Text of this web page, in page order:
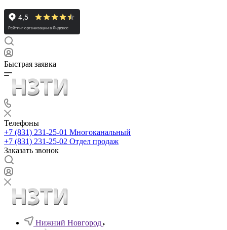
Быстрая заявка
Телефоны
+7 (831) 231-25-01 Многоканальный
+7 (831) 231-25-02 Отдел продаж
Заказать звонок
Нижний Новгород